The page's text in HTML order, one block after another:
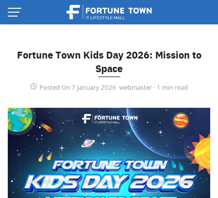
Skip
Thai
English
Fortune Town Kids Day 2026: Mission to
Space
Posted On 7 January 2026 webmaster ·